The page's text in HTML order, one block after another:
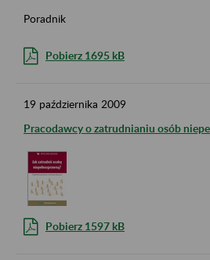
Poradnik
Pobierz 1695 kB
19 października 2009
Pracodawcy o zatrudnianiu osób
Pobierz 1597 kB